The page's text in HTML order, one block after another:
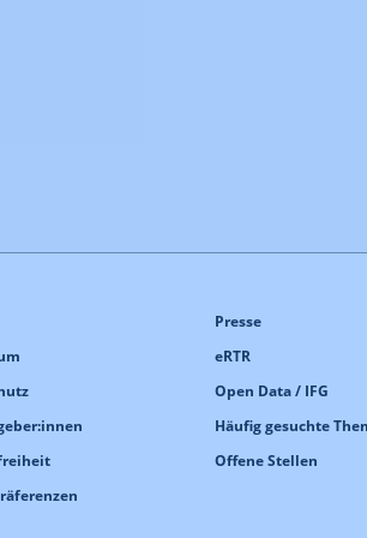
Presse
eRTR
Open Data / IFG
Häufig gesuchte
Offene Stellen